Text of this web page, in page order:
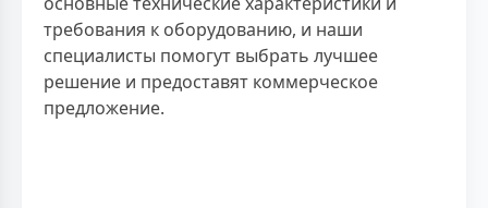
требования к оборудованию, и наши
специалисты помогут выбрать лучшее
решение и предоставят коммерческое
предложение.